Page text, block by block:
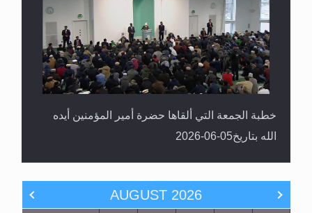
خطبة الجمعة التي ألقاها حضرة أمير المؤمنين أيده
الله بتاريخ05-06-2026
AUGUST 2026